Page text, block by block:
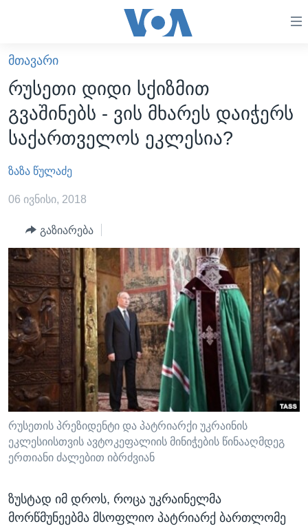
ხელმისაწვდომობისთვის
გადადით
მთავარზე
გადადით
მთავარ
ნავიგაციაზე
გადადით
ძიებაზე
ᲐᲮᲐᲚᲘ ᲐᲛᲑᲔᲑᲘ
ᲡᲐᲥᲐᲠᲗᲕᲔᲚᲝ
ᲐᲨᲨ
ᲐᲨᲨ-ᲘᲡ ᲐᲠᲩᲔᲕᲜᲔᲑᲘ 2024
ᲛᲡᲝᲤᲚᲘᲝ
ᲕᲘᲓᲔᲝᲔᲑᲘ
ᲒᲐᲓᲐᲪᲔᲛᲔᲑᲘ
ᲕᲐᲨᲘᲜᲒᲢᲝᲜᲘ ᲓᲦᲔᲡ
ᲮᲔᲓᲕᲐ ᲕᲐᲨᲘᲜᲒᲢᲝᲜᲘᲓᲐᲜ
ᲡᲢᲣᲓᲘᲐ ᲕᲐᲨᲘᲜᲒᲢᲝᲜᲘ
ᲡᲮᲕᲐ ᲡᲘᲐᲮᲚᲔᲔᲑᲘ
ᲞᲝᲚᲘᲢᲘᲙᲐ
ᲔᲙᲝᲜᲝᲛᲘᲙᲐ
ᲯᲐᲜᲛᲠᲗᲔᲚᲝᲑᲐ
ᲛᲔᲪᲜᲘᲔᲠᲔᲑᲐ
ᲘᲜᲢᲔᲠᲕᲘᲣ
ᲙᲣᲚᲢᲣᲠᲐ
ᲒᲐᲚᲘᲚᲔᲝ
ᲠᲣᲡᲔᲗᲘᲡ ᲨᲔᲭᲠᲐ ᲣᲙᲠᲐᲘᲜᲐᲨᲘ
Learning English
ᲗᲕᲐᲚᲘ ᲒᲕᲐᲓᲔᲕᲜᲔᲗ
ენები
ᲛᲗᲐᲕᲐᲠᲘ
რუსეთი დიდი სქიზმით
გვაშინებს - ვის მხარეს დაიჭერს
საქართველოს ეკლესია?
ზაზა წულაძე
06 ივნისი, 2018
გაზიარება
რუსეთის პრეზიდენტი და პატრიარქი უკრაინის
ეკლესიისთვის ავტოკეფალიის მინიჭების წინააღმდეგ
ერთიანი ძალებით იბრძვიან
ზუსტად იმ დროს, როცა უკრაინელმა
მორწმუნეებმა მსოფლიო პატრიარქ ბართლომე